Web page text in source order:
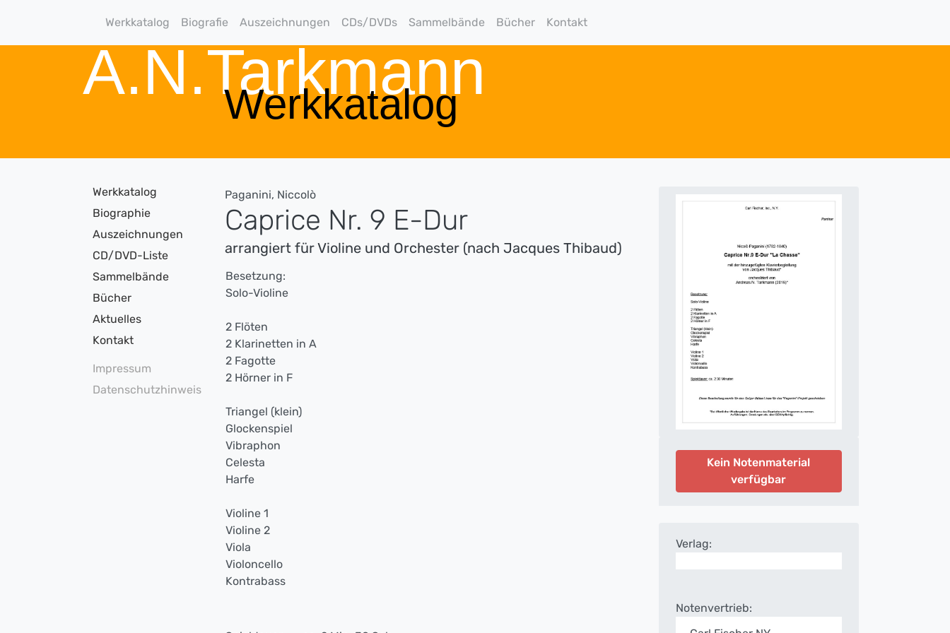
Werkkatalog Biografie Auszeichnungen CDs/DVDs Sammelbände Bücher Kontakt
A.N.Tarkmann
Werkkatalog
Werkkatalog
Biographie
Auszeichnungen
CD/DVD-Liste
Sammelbände
Bücher
Aktuelles
Kontakt
Impressum
Datenschutzhinweis
Paganini, Niccolò
Caprice Nr. 9 E-Dur
arrangiert für Violine und Orchester (nach Jacques Thibaud)
Besetzung:
Solo-Violine
2 Flöten
2 Klarinetten in A
2 Fagotte
2 Hörner in F
Triangel (klein)
Glockenspiel
Vibraphon
Celesta
Harfe
Violine 1
Violine 2
Viola
Violoncello
Kontrabass
Kein Notenmaterial
verfügbar
Verlag:
Notenvertrieb: